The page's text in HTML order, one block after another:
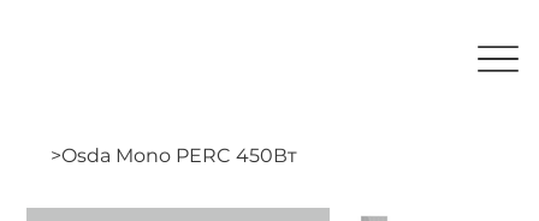
>Osda Mono PERC 450Вт